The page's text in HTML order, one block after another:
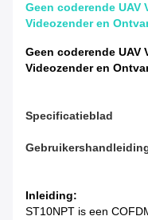
Geen coderende UAV
Videozender en
Geen coderende UAV
Videozender en
Specificatieblad
Inleiding:
ST10NPT is een